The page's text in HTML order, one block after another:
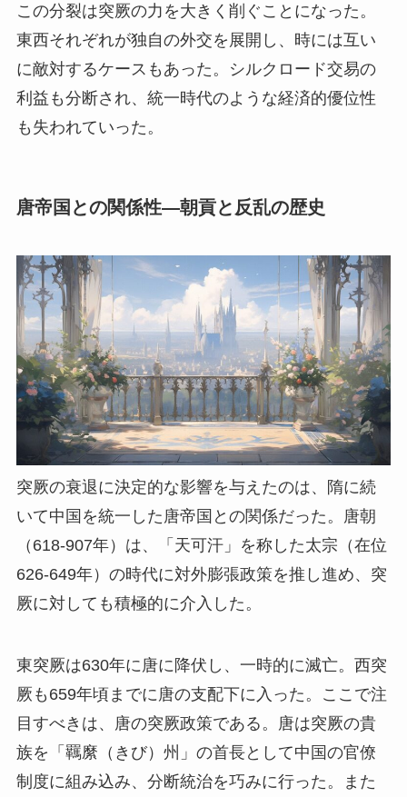
この分裂は突厥の力を大きく削ぐことになった。
東西それぞれが独自の外交を展開し、時には互い
に敵対するケースもあった。シルクロード交易の
利益も分断され、統一時代のような経済的優位性
も失われていった。
唐帝国との関係性—朝貢と反乱の歴史
突厥の衰退に決定的な影響を与えたのは、隋に続
いて中国を統一した唐帝国との関係だった。唐朝
（618-907年）は、「天可汗」を称した太宗（在位
626-649年）の時代に対外膨張政策を推し進め、突
厥に対しても積極的に介入した。
東突厥は630年に唐に降伏し、一時的に滅亡。西突
厥も659年頃までに唐の支配下に入った。ここで注
目すべきは、唐の突厥政策である。唐は突厥の貴
族を「羈縻（きび）州」の首長として中国の官僚
制度に組み込み、分断統治を巧みに行った。また